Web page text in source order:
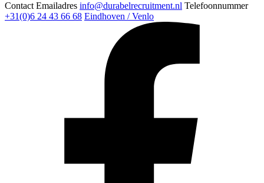
Contact Emailadres info@durabelrecruitment.nl Telefoonnummer
+31(0)6 24 43 66 68 Eindhoven / Venlo